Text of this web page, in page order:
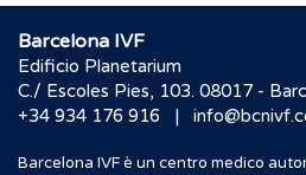
Barcelona IVF
Edificio Planetarium
C./ Escoles Pies, 103. 08017 -
+34 934 176 916
|
Barcelona IVF è un centro medico